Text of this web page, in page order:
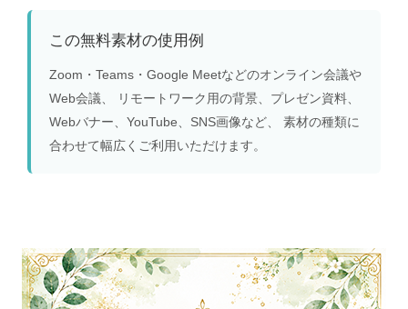
この無料素材の使用例
Zoom・Teams・Google Meetなどのオンライン会議や
Web会議、 リモートワーク用の背景、プレゼン資料、
Webバナー、YouTube、SNS画像など、 素材の種類に
合わせて幅広くご利用いただけます。